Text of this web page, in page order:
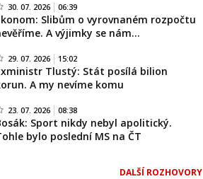
30. 07. 2026 06:39
Slibům o vyrovnaném rozpočtu
A výjimky se nám…
29. 07. 2026 15:02
Tlustý: Stát posílá bilion
A my nevíme komu
23. 07. 2026 08:38
Sport nikdy nebyl apolitický.
bylo poslední MS na ČT
DALŠÍ ROZHOVORY